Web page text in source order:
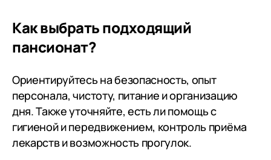
Как выбрать подходящий
пансионат?
Ориентируйтесь на безопасность, опыт
персонала, чистоту, питание и организацию
дня. Также уточняйте, есть ли помощь с
гигиеной и передвижением, контроль приёма
лекарств и возможность прогулок.